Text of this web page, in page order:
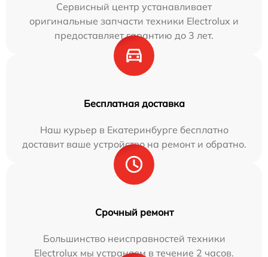
Сервисный центр устанавливает
оригинальные запчасти техники Electrolux и
предоставляет гарантию до 3 лет.
Бесплатная доставка
Наш курьер в Екатеринбурге бесплатно
доставит ваше устройство на ремонт и обратно.
Срочный ремонт
Большинство неисправностей техники
Electrolux мы устраняем в течение 2 часов.